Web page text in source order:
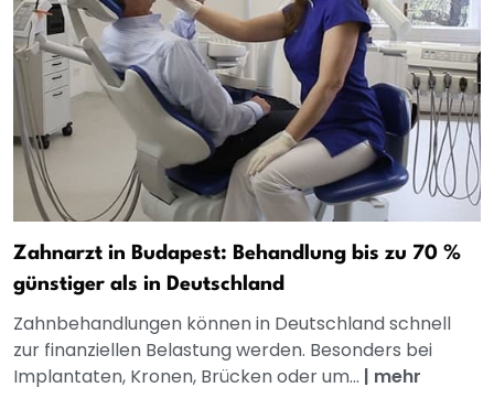
Zahnarzt in Budapest: Behandlung bis zu 70 %
günstiger als in Deutschland
Zahnbehandlungen können in Deutschland schnell
zur finanziellen Belastung werden. Besonders bei
Implantaten, Kronen, Brücken oder um... | mehr